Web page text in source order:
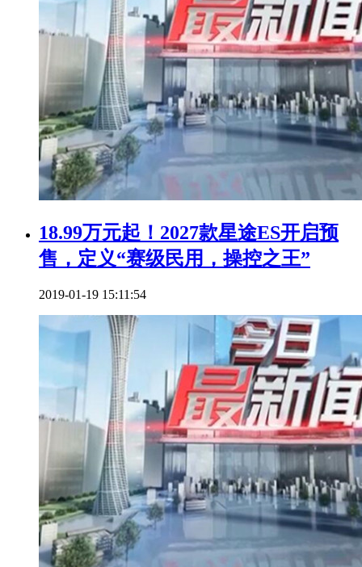
18.99万元起！2027款星途ES开启预
售，定义“赛级民用，操控之王”
2019-01-19 15:11:54